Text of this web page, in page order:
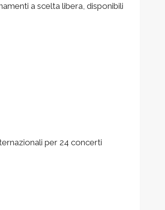
a scelta libera, disponibili
per 24 concerti